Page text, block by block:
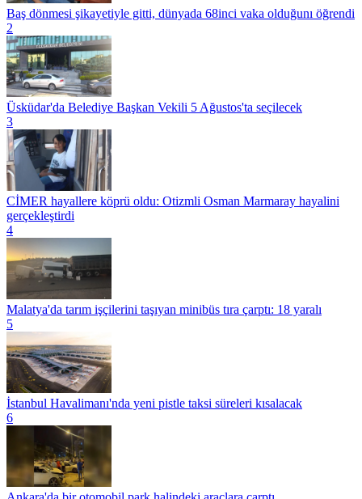
Baş dönmesi şikayetiyle gitti, dünyada 68inci vaka olduğunı öğrendi
2
Üsküdar'da Belediye Başkan Vekili 5 Ağustos'ta seçilecek
3
CİMER hayallere köprü oldu: Otizmli Osman Marmaray hayalini
gerçekleştirdi
4
Malatya'da tarım işçilerini taşıyan minibüs tıra çarptı: 18 yaralı
5
İstanbul Havalimanı'nda yeni pistle taksi süreleri kısalacak
6